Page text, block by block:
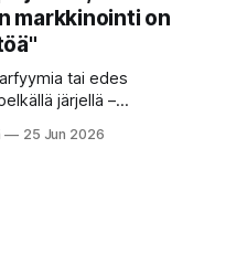
markkinointi on
tai edes
järjellä –
sadasosasekunnissa
perustelut
25 Jun 2026